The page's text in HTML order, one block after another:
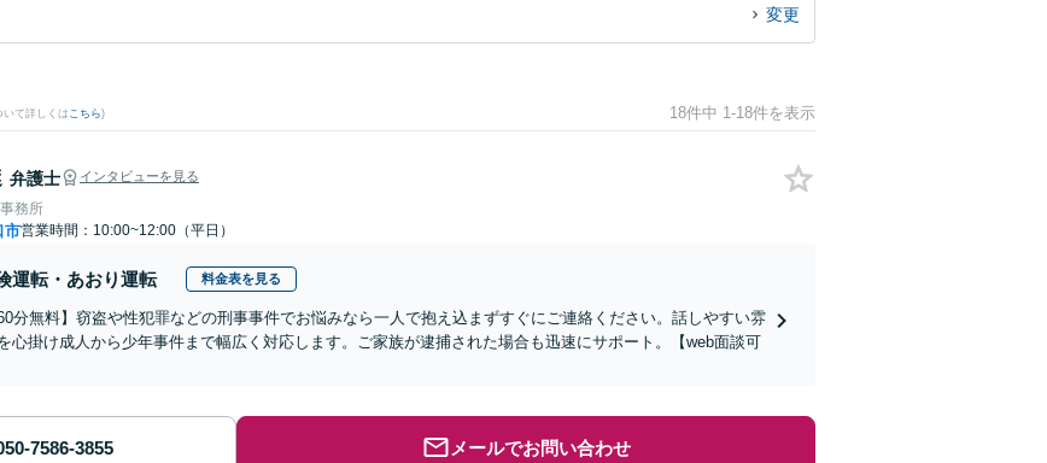
変更
いて詳しくは こちら) 18件中 1-18件を表示
弁護士 インタビューを見る
務所
市営業時間：10:00~12:00（平日）
運転・あおり運転 料金表を見る
60分無料】窃盗や性犯罪などの刑事事件でお悩みなら一人で抱え込まずすぐにご連絡ください。話しやすい雰
心掛け成人から少年事件まで幅広く対応します。ご家族が逮捕された場合も迅速にサポート。【web面談可
メールでお問い合わせ